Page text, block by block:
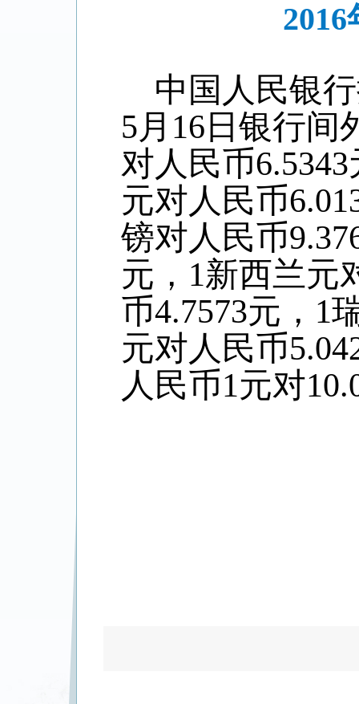
中国人民银
5月 16 日银行间
对人民币6.5343
元对人民币
镑对人民币
元， 1新西兰元
币4.7573元， 1
元对人民币
人民币1元对